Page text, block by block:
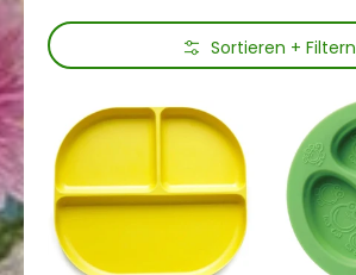
Zum Hauptinhalt springenSortieren + Filtern